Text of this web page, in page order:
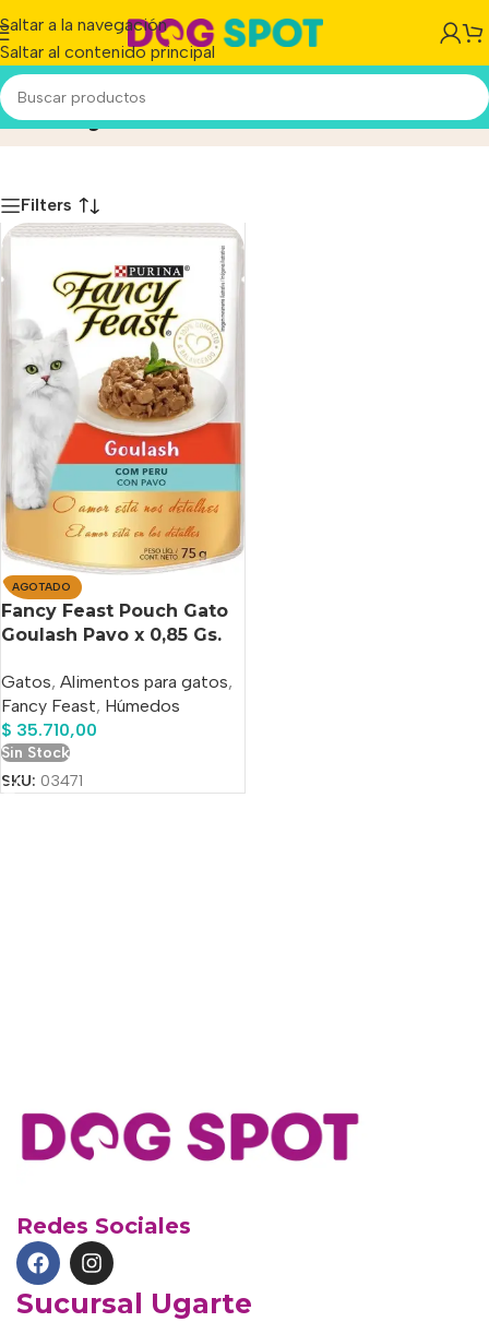
Saltar a la navegación
Saltar al contenido principal
Fancy FeastInicio/Producto
Filters
AGOTADO
Fancy Feast Pouch Gato
Goulash Pavo x 0,85 Gs.
Gatos, Alimentos para gatos,
Fancy Feast, Húmedos
$ 35.710,00
Sin Stock
SKU: 03471
Redes Sociales
Sucursal Ugarte